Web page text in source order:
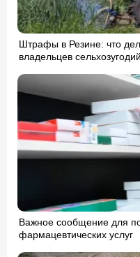
Штрафы в Резине: что
владельцев сельхозугодий
Важное сообщение для
фармацевтических услуг